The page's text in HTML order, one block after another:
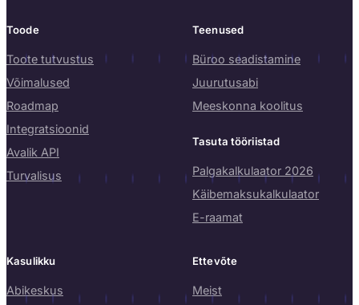
Toode
Toote tutvustus
Võimalused
Roadmap
Integratsioonid
Avalik API
Turvalisus
Teenused
Büroo seadistamine
Juurutusabi
Meeskonna koolitus
Tasuta tööriistad
Palgakalkulaator 2026
Käibemaksukalkulaator
E-raamat
Kasulikku
Abikeskus
Ettevõte
Meist